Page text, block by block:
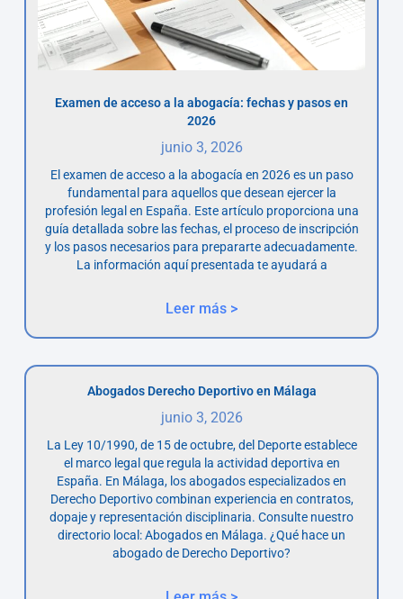
Examen de acceso a la abogacía: fechas y pasos en
2026
junio 3, 2026
El examen de acceso a la abogacía en 2026 es un paso
fundamental para aquellos que desean ejercer la
profesión legal en España. Este artículo proporciona una
guía detallada sobre las fechas, el proceso de inscripción
y los pasos necesarios para prepararte adecuadamente.
La información aquí presentada te ayudará a
Leer más >
Abogados Derecho Deportivo en Málaga
junio 3, 2026
La Ley 10/1990, de 15 de octubre, del Deporte establece
el marco legal que regula la actividad deportiva en
España. En Málaga, los abogados especializados en
Derecho Deportivo combinan experiencia en contratos,
dopaje y representación disciplinaria. Consulte nuestro
directorio local: Abogados en Málaga. ¿Qué hace un
abogado de Derecho Deportivo?